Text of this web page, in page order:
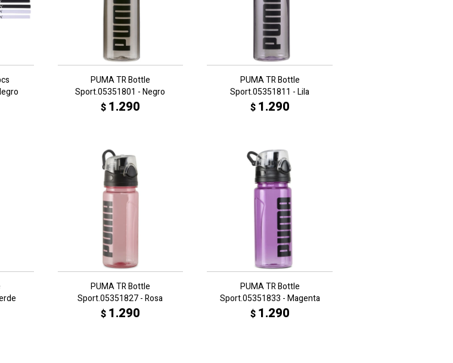
PUMA TR Bottle
Sport.05351801 - Negro
$ 1.290
PUMA TR Bottle
Sport.05351811 - Lila
$ 1.290
PUMA TR Bottle
Sport.05351827 - Rosa
$ 1.290
PUMA TR Bottle
Sport.05351833 - Magenta
$ 1.290